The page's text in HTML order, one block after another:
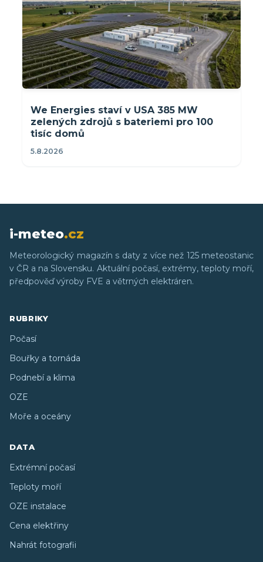
We Energies staví v USA 385 MW
zelených zdrojů s bateriemi pro 100
tisíc domů
5.8.2026
i-meteo.cz
Meteorologický magazín s daty z více než 125 meteostanic
v ČR a na Slovensku. Aktuální počasí, extrémy, teploty moří,
předpověď výroby FVE a větrných elektráren.
RUBRIKY
Počasí
Bouřky a tornáda
Podnebí a klima
OZE
Moře a oceány
DATA
Extrémní počasí
Teploty moří
OZE instalace
Cena elektřiny
Nahrát fotografii